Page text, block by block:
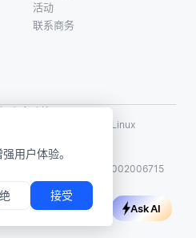
用户体验。
接受
活动
联系商务
安全政策
及相关的开源项目名称为 Linux
有限公司保留所有权利
沪公网安备31011002006715
Ask AI